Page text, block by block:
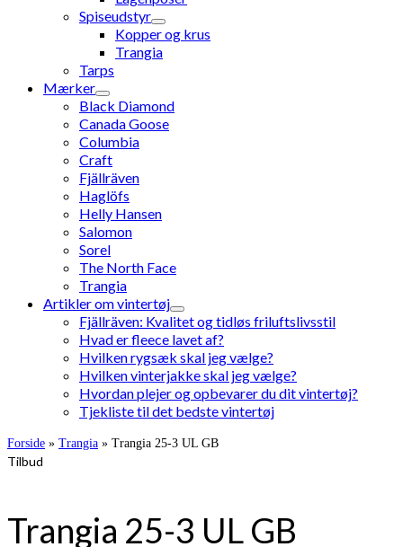
Spiseudstyr
Kopper og krus
Trangia
Tarps
Mærker
Black Diamond
Canada Goose
Columbia
Craft
Fjällräven
Haglöfs
Helly Hansen
Salomon
Sorel
The North Face
Trangia
Artikler om vintertøj
Fjällräven: Kvalitet og tidløs friluftslivsstil
Hvad er fleece lavet af?
Hvilken rygsæk skal jeg vælge?
Hvilken vinterjakke skal jeg vælge?
Hvordan plejer og opbevarer du dit vintertøj?
Tjekliste til det bedste vintertøj
Forside » Trangia » Trangia 25-3 UL GB
Tilbud
Trangia 25-3 UL GB